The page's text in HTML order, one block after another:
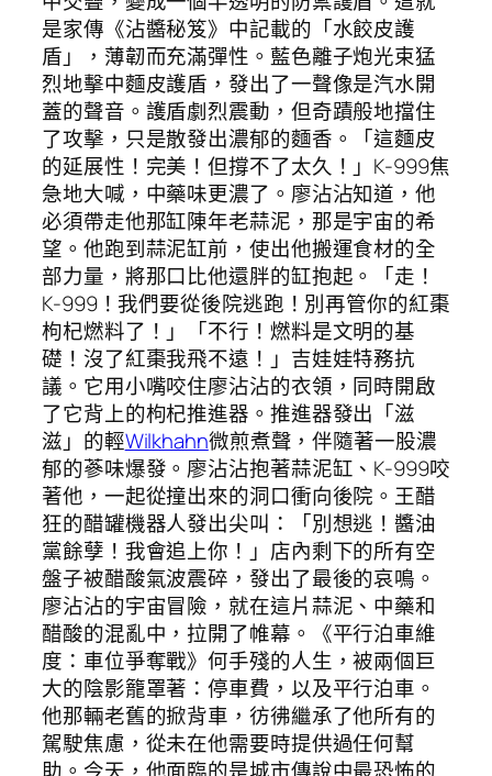
是家傳《沾醬秘笈》中記載的「水餃皮護
盾」，薄韌而充滿彈性。藍色離子炮光束猛
烈地擊中麵皮護盾，發出了一聲像是汽水開
蓋的聲音。護盾劇烈震動，但奇蹟般地擋住
了攻擊，只是散發出濃郁的麵香。「這麵皮
的延展性！完美！但撐不了太久！」K-999焦
急地大喊，中藥味更濃了。廖沾沾知道，他
必須帶走他那缸陳年老蒜泥，那是宇宙的希
望。他跑到蒜泥缸前，使出他搬運食材的全
部力量，將那口比他還胖的缸抱起。「走！
K-999！我們要從後院逃跑！別再管你的紅棗
枸杞燃料了！」「不行！燃料是文明的基
礎！沒了紅棗我飛不遠！」吉娃娃特務抗
議。它用小嘴咬住廖沾沾的衣領，同時開啟
了它背上的枸杞推進器。推進器發出「滋
滋」的輕Wilkhahn微煎煮聲，伴隨著一股濃
郁的蔘味爆發。廖沾沾抱著蒜泥缸、K-999咬
著他，一起從撞出來的洞口衝向後院。王醋
狂的醋罐機器人發出尖叫：「別想逃！醬油
黨餘孽！我會追上你！」店內剩下的所有空
盤子被醋酸氣波震碎，發出了最後的哀鳴。
廖沾沾的宇宙冒險，就在這片蒜泥、中藥和
醋酸的混亂中，拉開了帷幕。《平行泊車維
度：車位爭奪戰》何手殘的人生，被兩個巨
大的陰影籠罩著：停車費，以及平行泊車。
他那輛老舊的掀背車，彷彿繼承了他所有的
駕駛焦慮，從未在他需要時提供過任何幫